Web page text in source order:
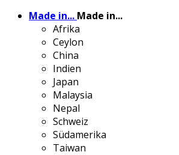
Made in... Made in...
Afrika
Ceylon
China
Indien
Japan
Malaysia
Nepal
Schweiz
Südamerika
Taiwan